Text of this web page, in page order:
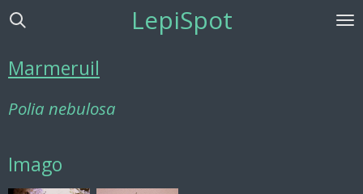
Ga
de
LepiSpot
Marmeruil
Polia nebulosa
Imago